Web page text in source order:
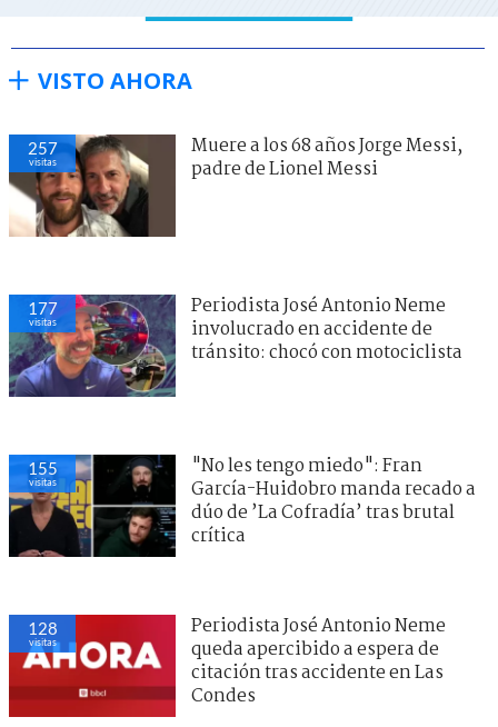
VISTO AHORA
257
visitas
Muere a los 68 años Jorge Messi,
padre de Lionel Messi
177
visitas
Periodista José Antonio Neme
involucrado en accidente de
tránsito: chocó con motociclista
155
visitas
"No les tengo miedo": Fran
García-Huidobro manda recado a
dúo de ’La Cofradía’ tras brutal
crítica
128
visitas
Periodista José Antonio Neme
queda apercibido a espera de
citación tras accidente en Las
Condes